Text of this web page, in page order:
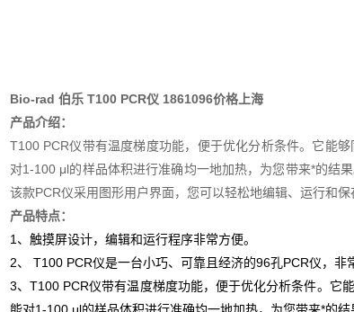
Bio-rad 伯乐 T100 PCR仪 1861096价格上海
产品介绍：
T100 PCR仪带有温度梯度功能，便于优化分析条件。它能
对1-100 μl的样品体积进行准确均一地加热，为您带来*的结
该款PCR仪采用图形用户界面，您可以轻松地编辑、运行和
产品特点：
1、触摸屏设计，编辑和运行程序非常方便。
2、 T100 PCR仪是一台小巧、可靠且经济的96孔PCR仪，
3、T100 PCR仪带有温度梯度功能，便于优化分析条件。它